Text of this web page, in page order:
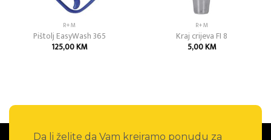
R+M
Pištolj EasyWash 365
125,00KM
R+M
Kraj crijeva FI 8
5,00KM
Da li želite da Vam kreiramo ponudu za